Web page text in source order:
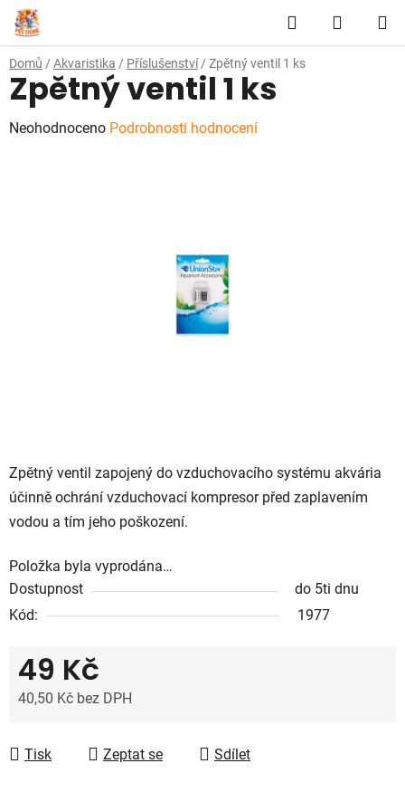
Přejít
na
obsah
Hledat
KOŠÍK
Domů / Akvaristika / Příslušenství / Zpětný ventil 1 ks
Zpětný ventil zapojený do vzduchovacího systému akvária
účinně ochrání vzduchovací kompresor před zaplavením
vodou a tím jeho poškození.
Položka byla vyprodána…
Dostupnost
do 5ti dnu
Kód:
1977
49 Kč
40,50 Kč bez DPH
Tisk
Zeptat se Sdílet
Zpětný ventil 1 ks
Průměrné
Neohodnoceno Podrobnosti hodnocení